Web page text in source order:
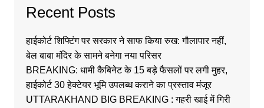
Recent Posts
हाईकोर्ट शिफ्टिंग पर सरकार ने साफ किया रुख: गौलापार नहीं,
बेल बाबा मंदिर के सामने बनेगा नया परिसर
BREAKING: धामी कैबिनेट के 15 बड़े फैसलों पर लगी मुहर,
हाईकोर्ट 30 हेक्टेयर भूमि उपलब्ध कराने का प्रस्ताव मंजूर
UTTARAKHAND BIG BREAKING : गहरी खाई में गिरी